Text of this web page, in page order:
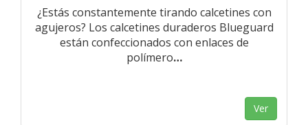
¿Estás constantemente tirando calcetines con
agujeros? Los calcetines duraderos Blueguard
están confeccionados con enlaces de
polímero…
Ver